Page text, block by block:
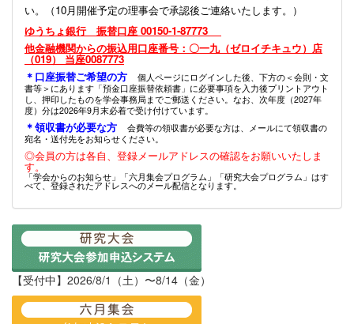
い。（10月開催予定の理事会で承認後ご連絡いたします。）
ゆうちょ銀行 振替口座 00150-1-87773
他金融機関からの振込用口座番号：〇一九（ゼロイチキュウ）店
（019） 当座0087773
＊口座振替ご希望の方
個人ページにログインした後、下方の＜会則・文
書等＞にあります「預金口座振替依頼書」に必要事項を入力後プリントアウト
し、押印したものを学会事務局までご郵送ください。なお、次年度（2027年
度）分は2026年9月末必着で受け付けています。
＊領収書が必要な方
会費等の領収書が必要な方は、メールにて領収書の
宛名・送付先をお知らせください。
◎会員の方は各自、登録メールアドレスの確認をお願いいたしま
す。
「学会からのお知らせ」「六月集会プログラム」「研究大会プログラム」はす
べて、登録されたアドレスへのメール配信となります。
【受付中】2026/8/1（土）〜8/14（金）